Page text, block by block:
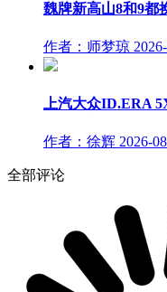
魏牌新高山8和9都
作者：师梦琼
上汽大众ID.ERA
作者：徐辉 2026-
全部评论